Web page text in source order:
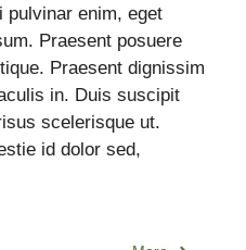
enim, eget
Praesent posuere
Praesent dignissim
in. Duis suscipit
scelerisque ut.
id dolor sed,